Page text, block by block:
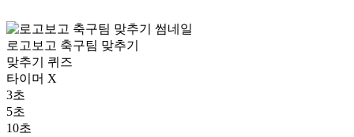
로고보고 축구팀 맞추기
맞추기 퀴즈
타이머 X
3초
5초
10초